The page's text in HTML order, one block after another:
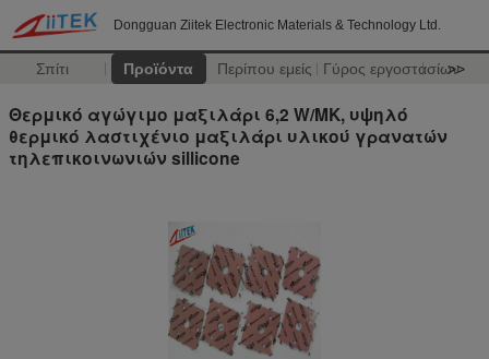
Dongguan Ziitek Electronic Materials & Technology Ltd.
Σπίτι Προϊόντα Περίπου εμείς Γύρος εργοστασίων
>>
Θερμικό αγώγιμο μαξιλάρι 6,2 W/MK, υψηλό
θερμικό λαστιχένιο μαξιλάρι υλικού γρανατών
τηλεπικοινωνιών sillicone